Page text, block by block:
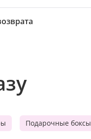
Подарочные боксы